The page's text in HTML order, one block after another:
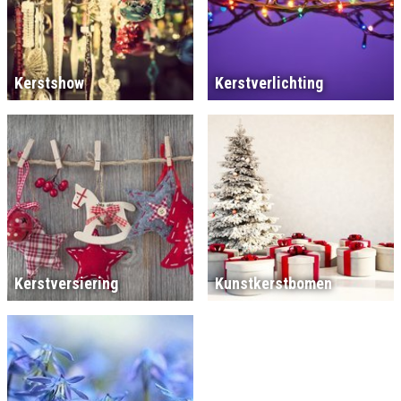
Kerstshow Kerstverlichting
Kerstversiering Kunstkerstbomen